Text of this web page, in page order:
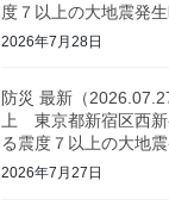
度７以上の大地震発
2026年7月28日
防災 最新（
上 東京都新宿区西新
る震度７以上の大地
2026年7月27日